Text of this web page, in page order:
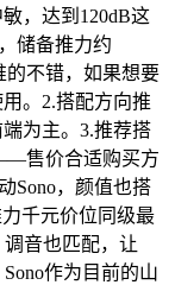
，达到120dB这
储备推力约
的不错，如果想要
。2.搭配方向推
为主。3.推荐搭
售价合适购买方
Sono，颜值也搭
千元价位同级最
音也匹配，让
作为目前的山